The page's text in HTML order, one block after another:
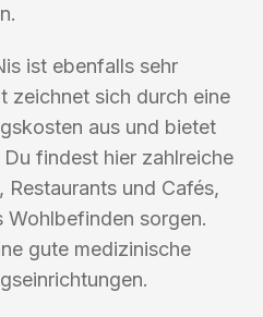
ist ebenfalls sehr
zeichnet sich durch eine
aus und bietet
findest hier zahlreiche
und Cafés,
sorgen.
gute medizinische